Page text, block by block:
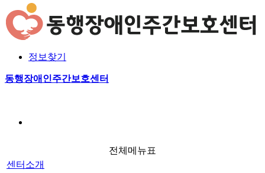
본문 바로가기
로그인
정보찾기
동행장애인주간보호센터
사업소개
사업소개
자원봉사안내
전체메뉴표
센터소개